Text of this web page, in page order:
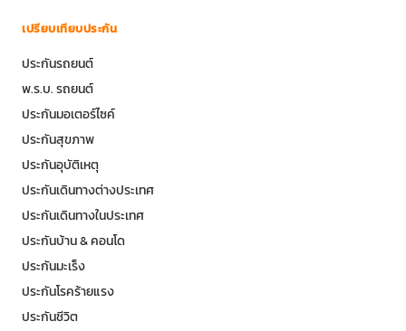
เปรียบเทียบประกัน
ประกันรถยนต์
พ.ร.บ. รถยนต์
ประกันมอเตอร์ไซค์
ประกันสุขภาพ
ประกันอุบัติเหตุ
ประกันเดินทางต่างประเทศ
ประกันเดินทางในประเทศ
ประกันบ้าน & คอนโด
ประกันมะเร็ง
ประกันโรคร้ายแรง
ประกันชีวิต